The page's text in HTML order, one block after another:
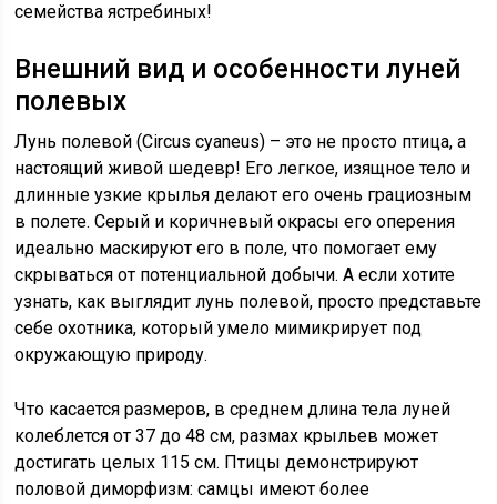
семейства ястребиных!
Внешний вид и особенности луней
полевых
Лунь полевой (Circus cyaneus) – это не просто птица, а
настоящий живой шедевр! Его легкое, изящное тело и
длинные узкие крылья делают его очень грациозным
в полете. Серый и коричневый окрасы его оперения
идеально маскируют его в поле, что помогает ему
скрываться от потенциальной добычи. А если хотите
узнать, как выглядит лунь полевой, просто представьте
себе охотника, который умело мимикрирует под
окружающую природу.
Что касается размеров, в среднем длина тела луней
колеблется от 37 до 48 см, размах крыльев может
достигать целых 115 см. Птицы демонстрируют
половой диморфизм: самцы имеют более